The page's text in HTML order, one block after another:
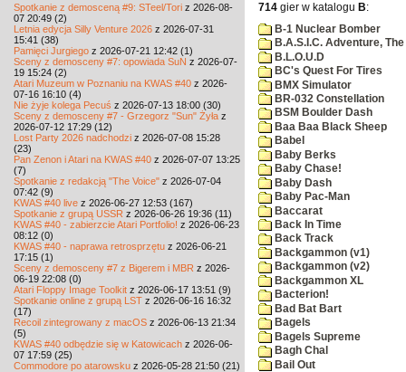
Spotkanie z demosceną #9: STeel/Tori z 2026-08-
07 20:49 (2)
Letnia edycja Silly Venture 2026 z 2026-07-31
15:41 (38)
Pamięci Jurgiego z 2026-07-21 12:42 (1)
Sceny z demosceny #7: opowiada SuN z 2026-07-
19 15:24 (2)
Atari Muzeum w Poznaniu na KWAS #40 z 2026-
07-16 16:10 (4)
Nie żyje kolega Pecuś z 2026-07-13 18:00 (30)
Sceny z demosceny #7 - Grzegorz "Sun" Żyła z
2026-07-12 17:29 (12)
Lost Party 2026 nadchodzi z 2026-07-08 15:28
(23)
Pan Zenon i Atari na KWAS #40 z 2026-07-07 13:25
(7)
Spotkanie z redakcją "The Voice" z 2026-07-04
07:42 (9)
KWAS #40 live z 2026-06-27 12:53 (167)
Spotkanie z grupą USSR z 2026-06-26 19:36 (11)
KWAS #40 - zabierzcie Atari Portfolio! z 2026-06-23
08:12 (0)
KWAS #40 - naprawa retrosprzętu z 2026-06-21
17:15 (1)
Sceny z demosceny #7 z Bigerem i MBR z 2026-
06-19 22:08 (0)
Atari Floppy Image Toolkit z 2026-06-17 13:51 (9)
Spotkanie online z grupą LST z 2026-06-16 16:32
(17)
Recoil zintegrowany z macOS z 2026-06-13 21:34
(5)
KWAS #40 odbędzie się w Katowicach z 2026-06-
07 17:59 (25)
Commodore po atarowsku z 2026-05-28 21:50 (21)
714 gier w katalogu B:
B-1 Nuclear Bomber
B.A.S.I.C. Adventure, The
B.L.O.U.D
BC's Quest For Tires
BMX Simulator
BR-032 Constellation
BSM Boulder Dash
Baa Baa Black Sheep
Babel
Baby Berks
Baby Chase!
Baby Dash
Baby Pac-Man
Baccarat
Back In Time
Back Track
Backgammon (v1)
Backgammon (v2)
Backgammon XL
Bacterion!
Bad Bat Bart
Bagels
Bagels Supreme
Bagh Chal
Bail Out